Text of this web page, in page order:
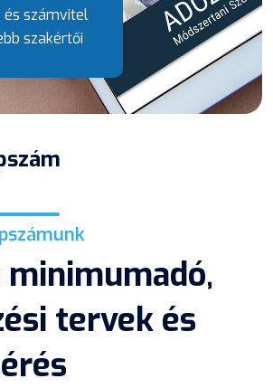
és számvitel
szakértői
tervek és